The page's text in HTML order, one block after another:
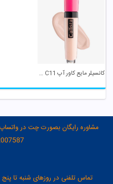
کانسیلر مایع کاور آپ C11 کالیستا